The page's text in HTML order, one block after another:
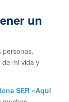
un
personas.
mi vida y
SER «Aquí